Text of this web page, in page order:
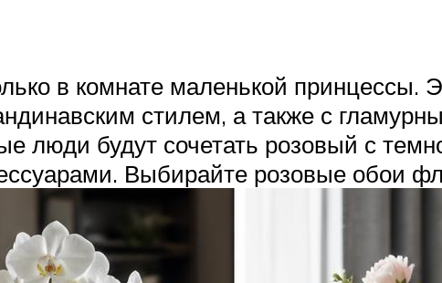
в комнате маленькой принцессы.
стилем, а также с
люди будут сочетать розовый с
Выбирайте розовые обои